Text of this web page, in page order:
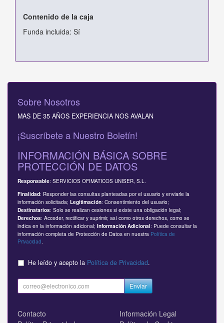
Contenido de la caja
Funda incluida: Sí
Sobre Nosotros
MAS DE 35 AÑOS EXPERIENCIA NOS AVALAN
¡Suscríbete a Nuestro Boletín!
INFORMACIÓN BÁSICA SOBRE
PROTECCIÓN DE DATOS
Responsable: SERVICIOS OFIMATICOS UNISER, S.L.
Finalidad: Responder las consultas planteadas por el usuario y enviarle la
información solicitada; Legitimación: Consentimiento del usuario;
Destinatarios: Solo se realizan cesiones si existe una obligación legal;
Derechos: Acceder, rectificar y suprimir, así como otros derechos, como se
indica en la información adicional; Información Adicional: Puede consultar la
información completa de Protección de Datos en nuestra Política de
Privacidad
He leído y acepto la Política de Privacidad.
Enviar
Contacto
Información Legal